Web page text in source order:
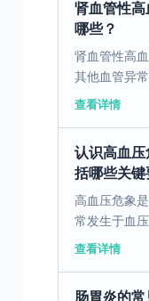
肾血管性
哪些？
肾血管性高
其他血管异
足，进而引
查看详情
认识高血
括哪些关键
高血压危象
常发生于血
或损伤。患
查看详情
肠胃炎的常